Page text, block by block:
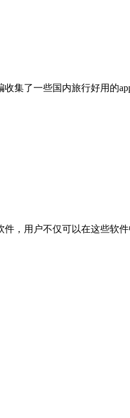
集了一些国内旅行好用的
，用户不仅可以在这些软